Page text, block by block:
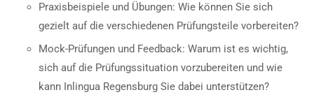
Praxisbeispiele und Übungen: Wie können Sie sich
gezielt auf die verschiedenen Prüfungsteile vorbereiten?
Mock-Prüfungen und Feedback: Warum ist es wichtig,
sich auf die Prüfungssituation vorzubereiten und wie
kann Inlingua Regensburg Sie dabei unterstützen?